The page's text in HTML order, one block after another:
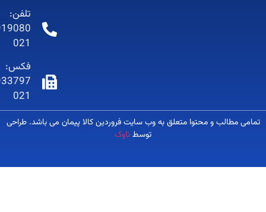
66919080-
فکس:
66933797-
مطالب و محتوا متعلق به وب سایت فروردین کالا پیمان می باشد. طراحی
ناوک